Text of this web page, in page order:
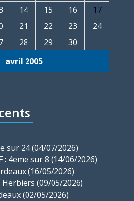
avril 2005
14 15 16
17
21 22 23
24
28 29 30
sur 24 (04/07/2026)
: 4eme sur 8 (14/06/2026)
(16/05/2026)
Herbiers (09/05/2026)
(02/05/2026)